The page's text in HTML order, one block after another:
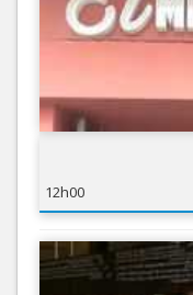
12h00